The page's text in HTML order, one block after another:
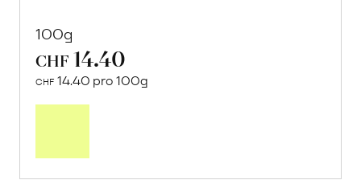
100g
CHF 14.40
CHF 14.40 pro 100g